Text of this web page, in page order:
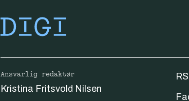
Ansvarlig redaktør
Kristina Fritsvold Nilsen